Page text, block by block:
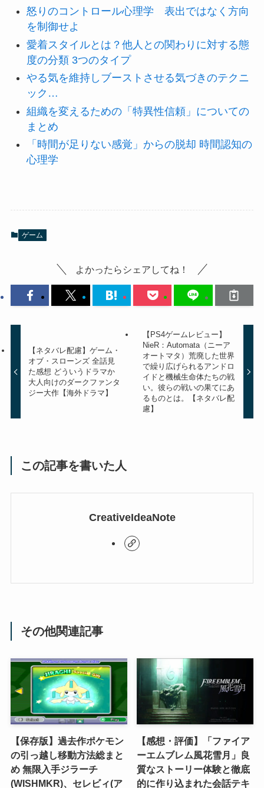
怒りのコントロール心理学 表出ではなく方向
を制御せよ
愛着スタイルとは？他人との関わりに対する態
度の分類 3つのタイプ
やる気を維持しブーストさせる気づきのテクニ
ック…
組織を変えるための「特異性信頼」についての
まとめ
「時間が足りない感覚」からの脱却 時間認知の
心理学
ゲーム
よかったらシェアしてね！
【ネタバレ配慮】ゲーム・
オブ・スローンズ 全話見
た感想 どういうドラマか
大人向けのダークファンタ
ジー大作【海外ドラマ】
【PS4ゲームレビュー】
NieR：Automata（ニーア
オートマタ）荒廃した世界
で繰り広げられるアンドロ
イドと機械生命体たちの戦
い。彼らの戦いの果てにあ
るものとは。【ネタバレ配
慮】
この記事を書いた人
CreativeIdeaNote
その他関連記事
【保存版】過去作ポケモン
の引っ越し移動方法総まと
め 無限入手ジラーチ
(WISHMKR)、セレビィ(ア
【感想・評価】「ファイア
ーエムブレム風花雪月」良
質なストーリー体験と徹底
的に作り込まれた会話テキ